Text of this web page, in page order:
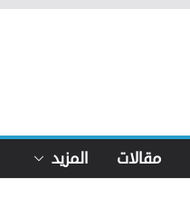
مقالات المزيد